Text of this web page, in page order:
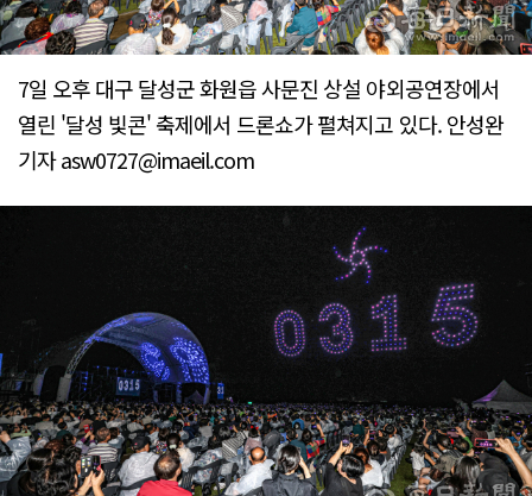
7일 오후 대구 달성군 화원읍 사문진 상설 야외공연장에서
열린 '달성 빛콘' 축제에서 드론쇼가 펼쳐지고 있다. 안성완
기자 asw0727@imaeil.com